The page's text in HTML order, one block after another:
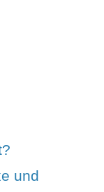
und